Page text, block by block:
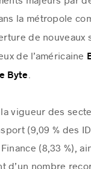
la métropole
de nouveaux
de l’américaine
Byte.
vigueur des
(9,09 % des
(8,33 %),
d’un nombre